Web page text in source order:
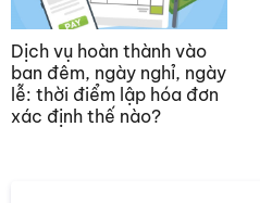
Dịch vụ hoàn thành vào
ban đêm, ngày nghỉ, ngày
lễ: thời điểm lập hóa đơn
xác định thế nào?